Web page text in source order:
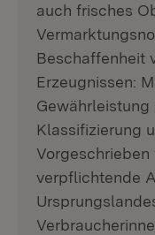
auch frisches
Beschaffenheit
Erzeugnissen:
Gewährleistung
Klassifizierung
verpflichtende